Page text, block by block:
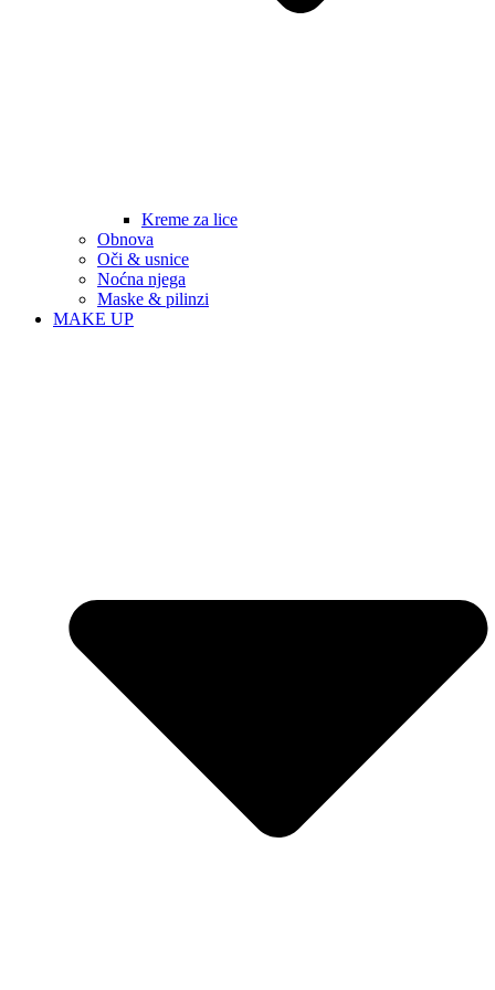
Kreme za lice
Obnova
Oči & usnice
Noćna njega
Maske & pilinzi
MAKE UP